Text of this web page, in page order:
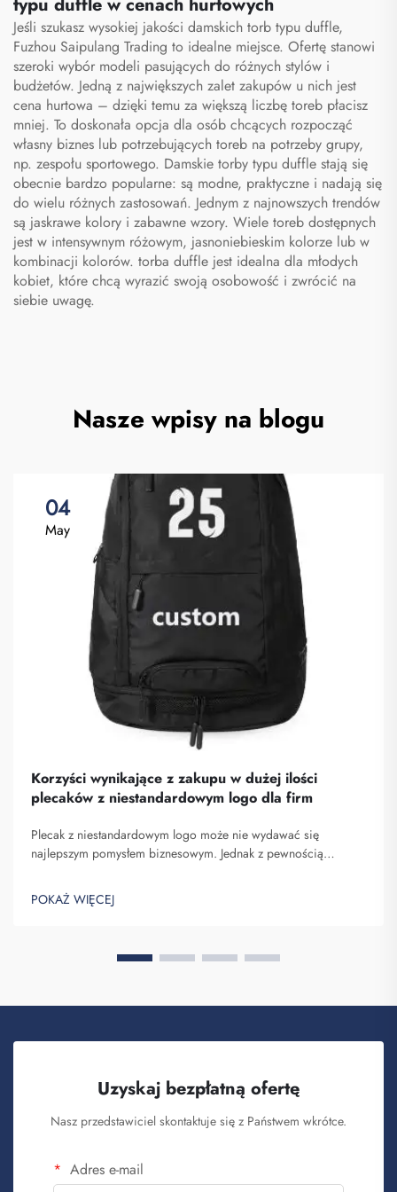
otwartym powietrzu
Jeśli szukasz wysokiej jakości damskich torb typu duffle,
Fuzhou Saipulang Trading to idealne miejsce. Ofertę stanowi
szeroki wybór modeli pasujących do różnych stylów i
budżetów. Jedną z największych zalet zakupów u nich jest
cena hurtowa – dzięki temu za większą liczbę toreb płacisz
mniej. To doskonała opcja dla osób chcących rozpocząć
własny biznes lub potrzebujących toreb na potrzeby grupy,
np. zespołu sportowego. Damskie torby typu duffle stają się
obecnie bardzo popularne: są modne, praktyczne i nadają się
do wielu różnych zastosowań. Jednym z najnowszych trendów
są jaskrawe kolory i zabawne wzory. Wiele toreb dostępnych
jest w intensywnym różowym, jasnoniebieskim kolorze lub w
kombinacji kolorów. torba duffle jest idealna dla młodych
kobiet, które chcą wyrazić swoją osobowość i zwrócić na
siebie uwagę.
Nasze wpisy na blogu
04
May
Korzyści wynikające z zakupu w dużej ilości
plecaków z niestandardowym logo dla firm
Plecak z niestandardowym logo może nie wydawać się
najlepszym pomysłem biznesowym. Jednak z pewnością
Saipulang Trading to firma, która realizuje masowe zamówienia
takich plecaków w celu budowania świadomości marki. Wiesz,
POKAŻ WIĘCEJ
Uzyskaj bezpłatną ofertę
Nasz przedstawiciel skontaktuje się z Państwem wkrótce.
Adres e-mail